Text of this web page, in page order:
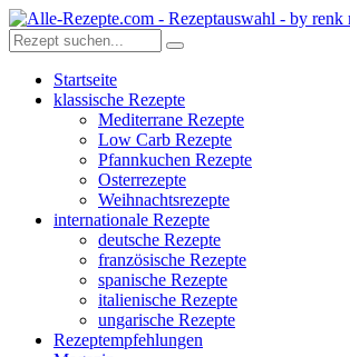
Startseite
klassische Rezepte
Mediterrane Rezepte
Low Carb Rezepte
Pfannkuchen Rezepte
Osterrezepte
Weihnachtsrezepte
internationale Rezepte
deutsche Rezepte
französische Rezepte
spanische Rezepte
italienische Rezepte
ungarische Rezepte
Rezeptempfehlungen